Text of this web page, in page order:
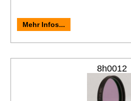
Mehr Infos...
8h0012